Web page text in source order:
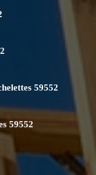
59552
59552